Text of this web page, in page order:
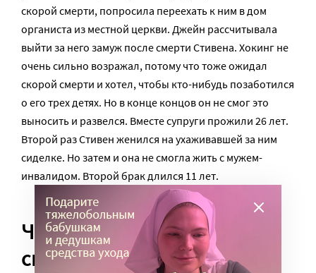
скорой смерти, попросила переехать к ним в дом
органиста из местной церкви. Джейн рассчитывала
выйти за него замуж после смерти Стивена. Хокинг не
очень сильно возражал, потому что тоже ожидал
скорой смерти и хотел, чтобы кто-нибудь позаботился
о его трех детях. Но в конце концов он не смог это
выносить и развелся. Вместе супруги прожили 26 лет.
Второй раз Стивен женился на ухаживавшей за ним
сиделке. Но затем и она не смогла жить с мужем-
инвалидом. Второй брак длился 11 лет.
Черные дыры, кошки и
смотреть телевизор